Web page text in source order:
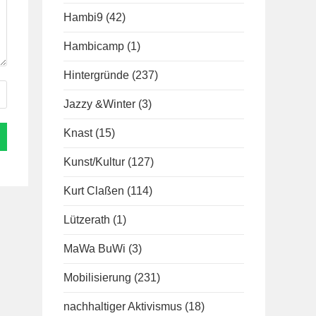
Hambi9 (42)
Hambicamp (1)
Hintergründe (237)
Jazzy &Winter (3)
Knast (15)
Kunst/Kultur (127)
Kurt Claßen (114)
Lützerath (1)
MaWa BuWi (3)
Mobilisierung (231)
nachhaltiger Aktivismus (18)